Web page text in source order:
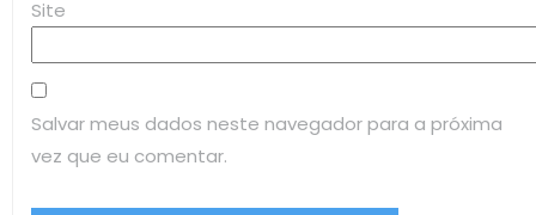
Site
Salvar meus dados neste navegador para a próxima
vez que eu comentar.